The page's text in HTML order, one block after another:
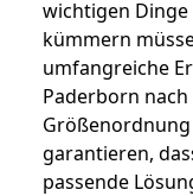
wichtigen
kümmern
umfangreiche
Paderborn
garantieren,
passende